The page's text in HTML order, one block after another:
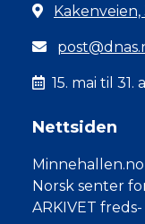
15. mai til 31.
Nettsiden
Norsk senter
ARKIVET